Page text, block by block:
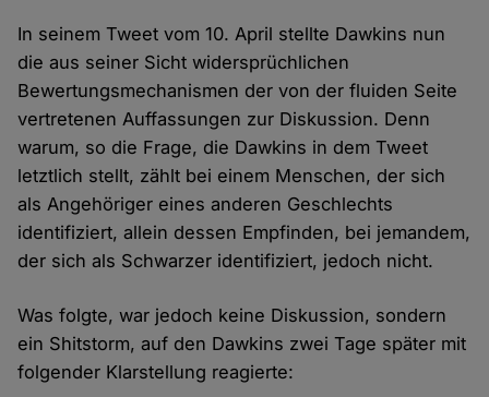
In seinem Tweet vom 10. April stellte Dawkins nun
die aus seiner Sicht widersprüchlichen
Bewertungsmechanismen der von der fluiden Seite
vertretenen Auffassungen zur Diskussion. Denn
warum, so die Frage, die Dawkins in dem Tweet
letztlich stellt, zählt bei einem Menschen, der sich
als Angehöriger eines anderen Geschlechts
identifiziert, allein dessen Empfinden, bei jemandem,
der sich als Schwarzer identifiziert, jedoch nicht.
Was folgte, war jedoch keine Diskussion, sondern
ein Shitstorm, auf den Dawkins zwei Tage später mit
folgender Klarstellung reagierte: